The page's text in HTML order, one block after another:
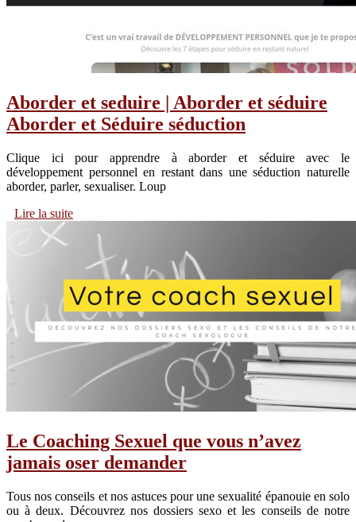
Aborder et seduire | Aborder et séduire
Aborder et Séduire séduction
Clique ici pour apprendre à aborder et séduire avec le
développement personnel en restant dans une séduction naturelle
aborder, parler, sexualiser. Loup
Lire la suite
Le Coaching Sexuel que vous n’avez
jamais oser demander
Tous nos conseils et nos astuces pour une sexualité épanouie en solo
ou à deux. Découvrez nos dossiers sexo et les conseils de notre